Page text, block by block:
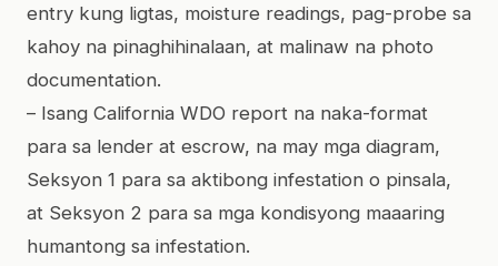
entry kung ligtas, moisture readings, pag-probe sa
kahoy na pinaghihinalaan, at malinaw na photo
documentation.
– Isang California WDO report na naka-format
para sa lender at escrow, na may mga diagram,
Seksyon 1 para sa aktibong infestation o pinsala,
at Seksyon 2 para sa mga kondisyong maaaring
humantong sa infestation.